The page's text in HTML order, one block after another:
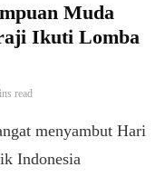
Muda
Ikuti Lomba
read
menyambut Hari
Indonesia